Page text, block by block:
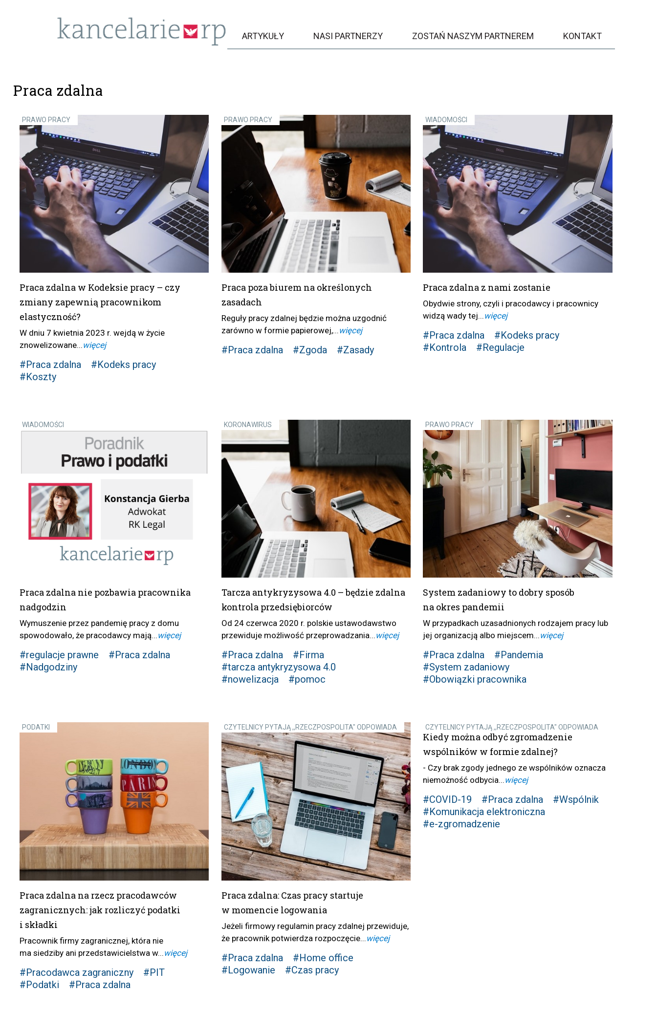
ARTYKUŁY NASI PARTNERZY ZOSTAŃ NASZYM PARTNEREM KONTAKT
Praca zdalna
PRAWO PRACY
Praca zdalna w Kodeksie pracy – czy
zmiany zapewnią pracownikom
elastyczność?
W dniu 7 kwietnia 2023 r. wejdą w życie
znowelizowane...więcej
#Praca zdalna
#Kodeks pracy
#Koszty
PRAWO PRACY
Praca poza biurem na określonych
zasadach
Reguły pracy zdalnej będzie można uzgodnić
zarówno w formie papierowej,...więcej
#Praca zdalna #Zgoda #Zasady
WIADOMOŚCI
Praca zdalna z nami zostanie
Obydwie strony, czyli i pracodawcy i pracownicy
widzą wady tej...więcej
#Praca zdalna
#Kodeks pracy
#Kontrola
#Regulacje
WIADOMOŚCI
Praca zdalna nie pozbawia pracownika
nadgodzin
Wymuszenie przez pandemię pracy z domu
spowodowało, że pracodawcy mają...więcej
#regulacje prawne
#Praca zdalna
#Nadgodziny
KORONAWIRUS
Tarcza antykryzysowa 4.0 – będzie zdalna
kontrola przedsiębiorców
Od 24 czerwca 2020 r. polskie ustawodawstwo
przewiduje możliwość przeprowadzania...więcej
#Praca zdalna
#Firma
#tarcza antykryzysowa 4.0
#nowelizacja
#pomoc
PRAWO PRACY
System zadaniowy to dobry sposób
na okres pandemii
W przypadkach uzasadnionych rodzajem pracy lub
jej organizacją albo miejscem...więcej
#Praca zdalna
#Pandemia
#System zadaniowy
#Obowiązki pracownika
PODATKI
Praca zdalna na rzecz pracodawców
zagranicznych: jak rozliczyć podatki
i składki
Pracownik firmy zagranicznej, która nie
ma siedziby ani przedstawicielstwa w... więcej
#Pracodawca zagraniczny
#PIT
#Podatki
#Praca zdalna
CZYTELNICY PYTAJĄ ,,RZECZPOSPOLITA" ODPOWIADA
Praca zdalna: Czas pracy startuje
w momencie logowania
Jeżeli firmowy regulamin pracy zdalnej przewiduje,
że pracownik potwierdza rozpoczęcie... więcej
#Praca zdalna
#Home office
#Logowanie
#Czas pracy
CZYTELNICY PYTAJĄ ,,RZECZPOSPOLITA" ODPOWIADA
Kiedy można odbyć zgromadzenie
wspólników w formie zdalnej?
- Czy brak zgody jednego ze wspólników oznacza
niemożność odbycia...więcej
#COVID-19 #Praca zdalna
#Wspólnik
#Komunikacja elektroniczna
#e-zgromadzenie